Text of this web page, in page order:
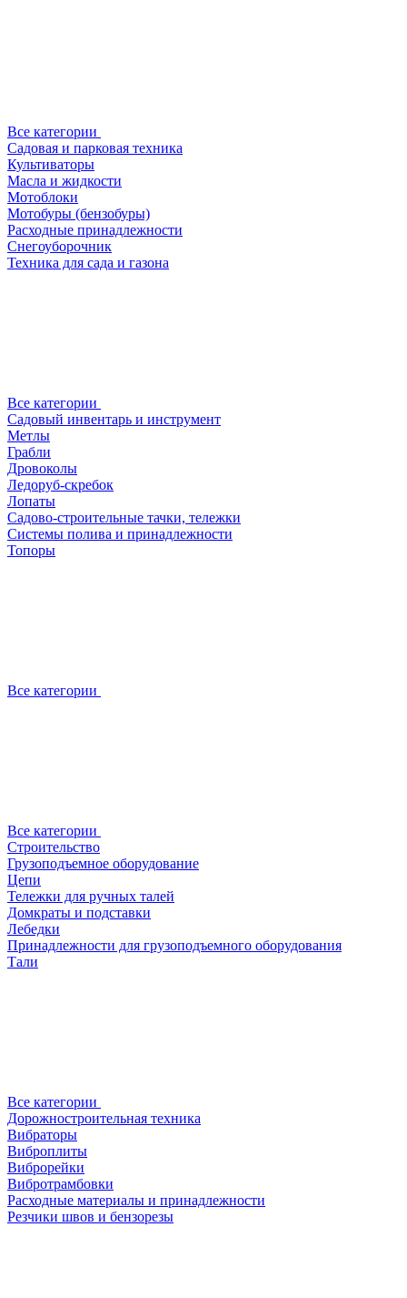
Все категории
Садовая и парковая техника
Культиваторы
Масла и жидкости
Мотоблоки
Мотобуры (бензобуры)
Расходные принадлежности
Снегоуборочник
Техника для сада и газона
Все категории
Садовый инвентарь и инструмент
Метлы
Грабли
Дровоколы
Ледоруб-скребок
Лопаты
Садово-строительные тачки, тележки
Системы полива и принадлежности
Топоры
Все категории
Все категории
Строительство
Грузоподъемное оборудование
Цепи
Тележки для ручных талей
Домкраты и подставки
Лебедки
Принадлежности для грузоподъемного оборудования
Тали
Все категории
Дорожностроительная техника
Вибраторы
Виброплиты
Виброрейки
Вибротрамбовки
Расходные материалы и принадлежности
Резчики швов и бензорезы